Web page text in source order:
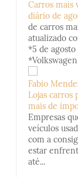
Carros mais
diário de
de carros
atualizado
*5 de
Fabio
Lojas carros
mais de
Empresas
veículos
com a
estar
até...